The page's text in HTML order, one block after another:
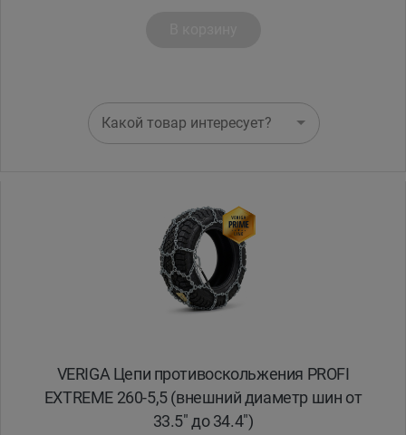
Какой товар интересует?
VERIGA Цепи противоскольжения PROFI
EXTREME 260-5,5 (внешний диаметр шин от
33.5" до 34.4")